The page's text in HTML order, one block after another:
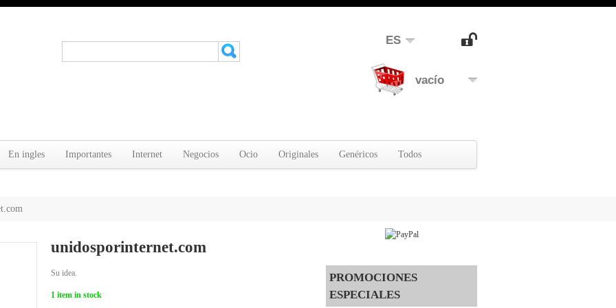
ES
vacío
En ingles Importantes Internet Negocios Ocio Originales Genéricos Todos
unidosporinternet.com
Su idea.
1 item in stock
PROMOCIONES
ESPECIALES